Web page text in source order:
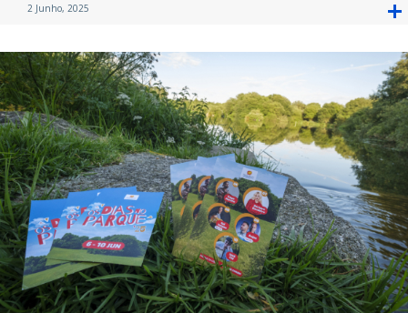
2 Junho, 2025